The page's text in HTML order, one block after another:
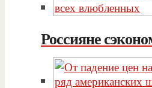
Россияне